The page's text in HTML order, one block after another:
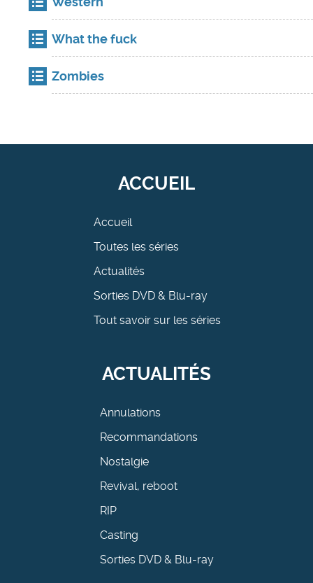
What the fuck
Zombies
ACCUEIL
Accueil
Toutes les séries
Actualités
Sorties DVD & Blu-ray
Tout savoir sur les séries
ACTUALITÉS
Annulations
Recommandations
Nostalgie
Revival, reboot
RIP
Casting
Sorties DVD & Blu-ray